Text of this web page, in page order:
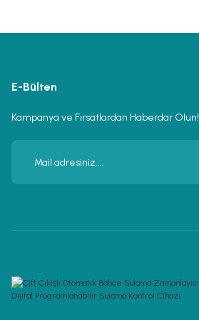
E-Bülten
Kampanya ve Fırsatlardan Haberdar Olun!